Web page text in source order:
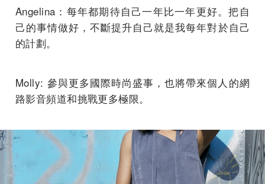
Angelina：每年都期待自己一年比一年更好。把自
己的事情做好，不斷提升自己就是我每年對於自己
的計劃。
Molly: 參與更多國際時尚盛事，也將帶來個人的網
路影音頻道和挑戰更多極限。